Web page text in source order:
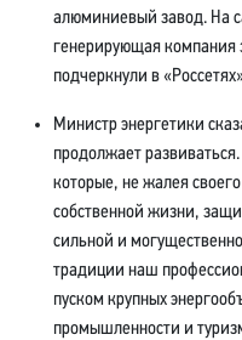
алюминиевый завод. На
генерирующая компания
подчеркнули в
Министр энергетики
продолжает
которые, не жалея
собственной жизни,
сильной и
традиции наш
пуском крупных
промышленности и